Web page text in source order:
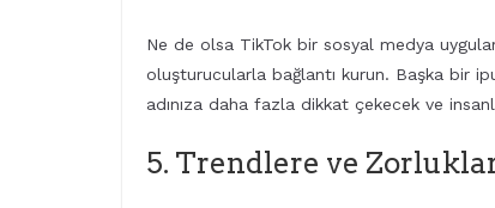
Ne de olsa TikTok bir sosyal medya
oluşturucularla bağlantı kurun. Başka bir
adınıza daha fazla dikkat çekecek ve
5. Trendlere ve